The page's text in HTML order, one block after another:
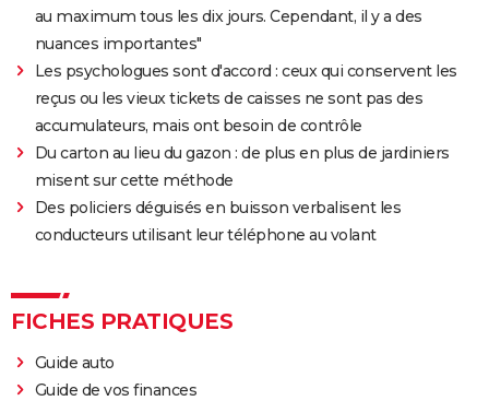
au maximum tous les dix jours. Cependant, il y a des
nuances importantes"
Les psychologues sont d'accord : ceux qui conservent les
reçus ou les vieux tickets de caisses ne sont pas des
accumulateurs, mais ont besoin de contrôle
Du carton au lieu du gazon : de plus en plus de jardiniers
misent sur cette méthode
Des policiers déguisés en buisson verbalisent les
conducteurs utilisant leur téléphone au volant
FICHES PRATIQUES
Guide auto
Guide de vos finances